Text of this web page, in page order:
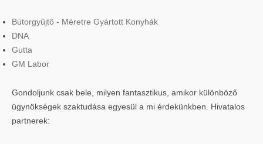
Bútorgyűjtő - Méretre Gyártott Konyhák
DNA
Gutta
GM Labor
Gondoljunk csak bele, milyen fantasztikus, amikor különböző
ügynökségek szaktudása egyesül a mi érdekünkben. Hivatalos
partnerek: